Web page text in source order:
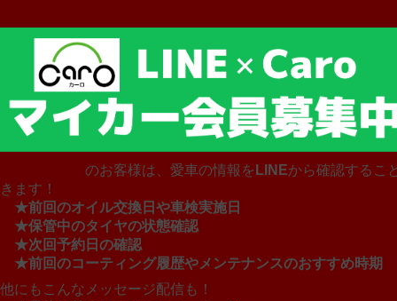
のお客様は、愛車の情報を LINEから確認するこ
きます！
★前回のオイル交換日や車検実施日
★保管中のタイヤの状態確認
★次回予約日の確認
★前回のコーティング履歴やメンテナンスのおすすめ時期
他にもこんなメッセージ配信も！